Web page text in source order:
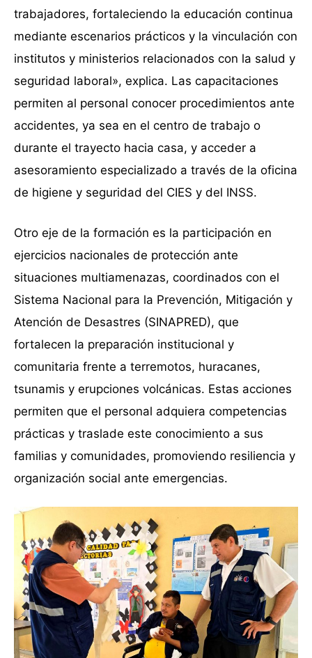
trabajadores, fortaleciendo la educación continua
mediante escenarios prácticos y la vinculación con
institutos y ministerios relacionados con la salud y
seguridad laboral», explica. Las capacitaciones
permiten al personal conocer procedimientos ante
accidentes, ya sea en el centro de trabajo o
durante el trayecto hacia casa, y acceder a
asesoramiento especializado a través de la oficina
de higiene y seguridad del CIES y del INSS.
Otro eje de la formación es la participación en
ejercicios nacionales de protección ante
situaciones multiamenazas, coordinados con el
Sistema Nacional para la Prevención, Mitigación y
Atención de Desastres (SINAPRED), que
fortalecen la preparación institucional y
comunitaria frente a terremotos, huracanes,
tsunamis y erupciones volcánicas. Estas acciones
permiten que el personal adquiera competencias
prácticas y traslade este conocimiento a sus
familias y comunidades, promoviendo resiliencia y
organización social ante emergencias.